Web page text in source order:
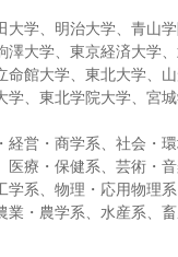
大学、明治大学、青山
澤大学、東京経済大学
命館大学、東北大学、
学、東北学院大学、宮
経営・商学系、社会・
医療・保健系、芸術・
学系、物理・応用物理
業・農学系、水産系、